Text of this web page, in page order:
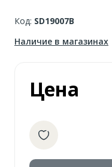
Код: SD19007B
Наличие в магазинах
Цена